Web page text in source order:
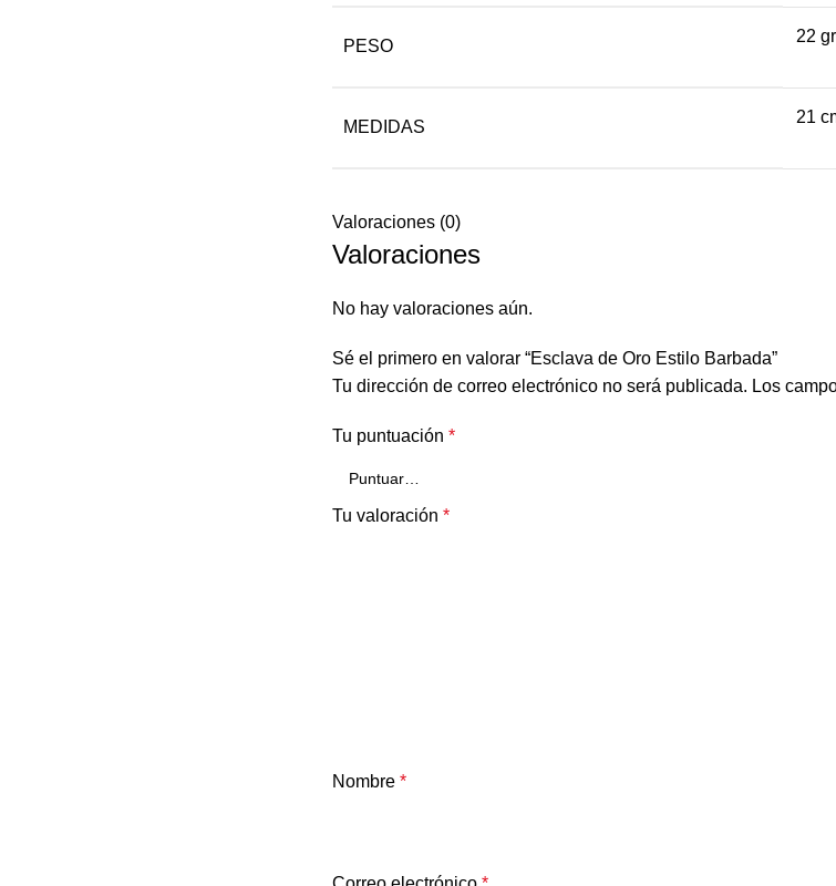
PESO
22 gr
MEDIDAS
21
Valoraciones (0)
Valoraciones
No hay valoraciones aún.
Sé el primero en valorar “Esclava de Oro Estilo Barbada”
Tu dirección de correo electrónico no será publicada. Los
Tu puntuación *
Tu valoración *
Nombre *